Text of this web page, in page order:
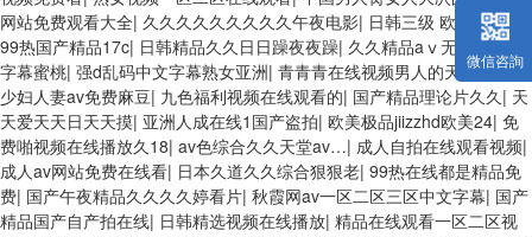
微信咨詢
网站免费观看大全| 久久久久久久久久久午夜电影| 日韩三级 欧美精品|
99热国产精品17c| 日韩精品久久日日躁夜夜躁| 久久精品aⅴ无码中文字
字幕蜜桃| 强d乱码中文字幕熟女亚洲| 青青青在线视频男人的天堂|精品
少妇人妻av免费麻豆| 九色福利视频在线观看的| 国产精品理论片久久| 天
天爱天天日天天摸| 亚洲人成在线1国产盗拍| 欧美极品jiizzhd欧美24| 免
费啪视频在线播放久18| av色综合久久天堂av…| 成人自拍在线观看视频|
成人av网站免费在线看| 日本久道久久综合狠狠老| 99热在线都是精品免
费| 国产午夜精品久久久久婷看片| 秋霞网av一区二区三区中文字幕| 国产
精品国产自产拍在线| 日韩精选视频在线播放| 精品在线观看一区二区视